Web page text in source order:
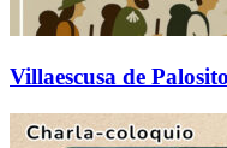
Villaescusa de